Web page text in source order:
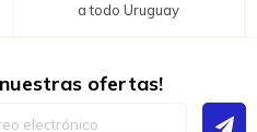
a todo Uruguay
ofertas!